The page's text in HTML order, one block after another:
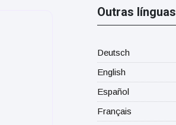
Outras línguas
Deutsch
English
Español
Français